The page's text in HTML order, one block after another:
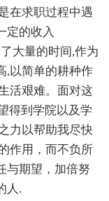
在求职过程中遇
定的收入
大量的时间,作为
,以简单的耕种作
活艰难。面对这
得到学院以及学
力以帮助我尽快
作用，而不负所
与期望，加倍努
人.